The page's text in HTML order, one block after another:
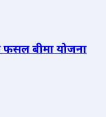
बीमा योजना